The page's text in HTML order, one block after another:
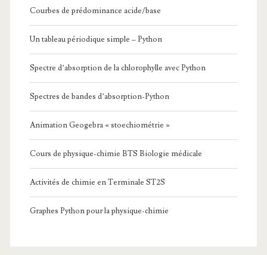
Courbes de prédominance acide/base
Un tableau périodique simple – Python
Spectre d’absorption de la chlorophylle avec Python
Spectres de bandes d’absorption-Python
Animation Geogebra « stoechiométrie »
Cours de physique-chimie BTS Biologie médicale
Activités de chimie en Terminale ST2S
Graphes Python pour la physique-chimie